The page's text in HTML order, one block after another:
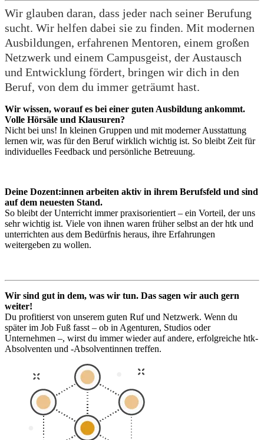
Wir glauben daran, dass jeder nach seiner Berufung
sucht. Wir helfen dabei sie zu finden. Mit modernen
Ausbildungen, erfahrenen Mentoren, einem großen
Netzwerk und einem Campusgeist, der Austausch
und Entwicklung fördert, bringen wir dich in den
Beruf, von dem du immer geträumt hast.
Wir wissen, worauf es bei einer guten Ausbildung ankommt.
Volle Hörsäle und Klausuren?
Nicht bei uns! In kleinen Gruppen und mit moderner Ausstattung
lernen wir, was für den Beruf wirklich wichtig ist. So bleibt Zeit für
individuelles Feedback und persönliche Betreuung.
Deine Dozent:innen arbeiten aktiv in ihrem Berufsfeld und sind
auf dem neuesten Stand.
So bleibt der Unterricht immer praxisorientiert – ein Vorteil, der uns
sehr wichtig ist. Viele von ihnen waren früher selbst an der htk und
unterrichten aus dem Bedürfnis heraus, ihre Erfahrungen
weitergeben zu wollen.
Wir sind gut in dem, was wir tun. Das sagen wir auch gern
weiter!
Du profitierst von unserem guten Ruf und Netzwerk. Wenn du
später im Job Fuß fasst – ob in Agenturen, Studios oder
Unternehmen –, wirst du immer wieder auf andere, erfolgreiche htk-
Absolventen und -Absolventinnen treffen.